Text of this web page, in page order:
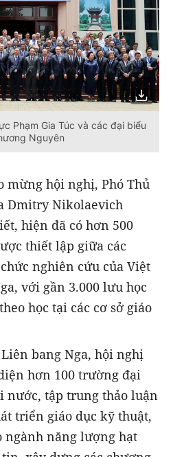
Phạm Gia Túc và các đại biểu
Nguyên
mừng hội nghị, Phó Thủ
Dmitry Nikolaevich
hiện đã có hơn 500
thiết lập giữa các
nghiên cứu của Việt
với gần 3.000 lưu học
học tại các cơ sở giáo
bang Nga, hội nghị
hơn 100 trường đại
nước, tập trung thảo luận
triển giáo dục kỹ thuật,
ngành năng lượng hạt